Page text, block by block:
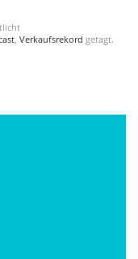
Verkaufsrekord getagt.